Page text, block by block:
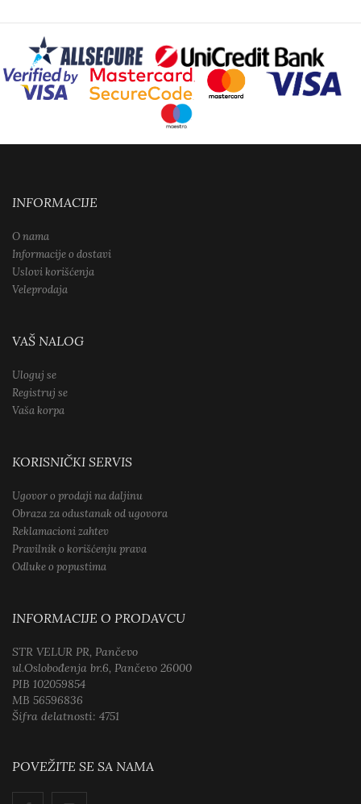
INFORMACIJE
O nama
Informacije o dostavi
Uslovi korišćenja
Veleprodaja
VAŠ NALOG
Uloguj se
Registruj se
Vaša korpa
KORISNIČKI SERVIS
Ugovor o prodaji na daljinu
Obraza za odustanak od ugovora
Reklamacioni zahtev
Pravilnik o korišćenju prava
Odluke o popustima
INFORMACIJE O PRODAVCU
STR VELUR PR, Pančevo
ul.Oslobođenja br.6, Pančevo 26000
PIB 102059854
MB 56596836
Šifra delatnosti: 4751
POVEŽITE SE SA NAMA